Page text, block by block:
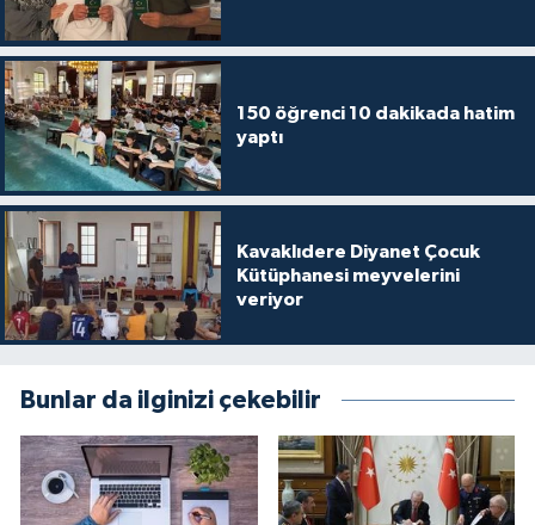
150 öğrenci 10 dakikada hatim
yaptı
Kavaklıdere Diyanet Çocuk
Kütüphanesi meyvelerini
veriyor
Bunlar da ilginizi çekebilir
Hakkari Müftülüğü
Hatay Müftülüğü
Iğdır Müftülüğü
Isparta Müftülüğü
İstanbul Müftülüğü
İzmir Müftülüğü
Karabük Müftülüğü
Karaman Müftülüğü